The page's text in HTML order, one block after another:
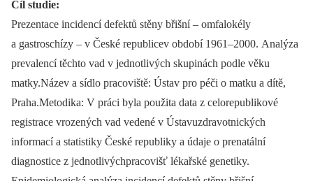
Cíl studie:
Prezentace incidencí defektů stěny břišní –⁠ omfalokély
a gastroschízy –⁠ v České republicev období 1961–2000. Analýza
prevalencí těchto vad v jednotlivých skupinách podle věku
matky.Název a sídlo pracoviště: Ústav pro péči o matku a dítě,
Praha.Metodika: V práci byla použita data z celorepublikové
registrace vrozených vad vedené v Ústavuzdravotnických
informací a statistiky České republiky a údaje o prenatální
diagnostice z jednotlivýchpracovišť lékařské genetiky.